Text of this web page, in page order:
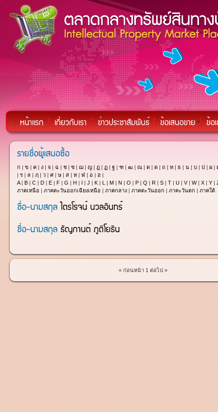
ก | ข | ค | ง | จ | ฉ | ช | ซ | ฌ | ญ | ฎ | ฏ | ฐ | ฑ | ฒ | ณ | ด | ต | ถ | ท | ธ | น | บ | ป | ผ |
| ร | ล | ฦ | ว | ศ | ษ | ส | ห | ฬ | อ | ฮ |
A| B | C | D | E | F | G | H | I | J | K | L | M | N | O | P | Q | R | S | T | U | V| W| X | Y |
ภาคเหนือ | ภาคตะวันออกเฉียงเหนือ | ภาคกลาง | ภาคตะวันออก | ภาคะวันตก | ภาคใต้
« ก่อนหน้า 1 ต่อไป »